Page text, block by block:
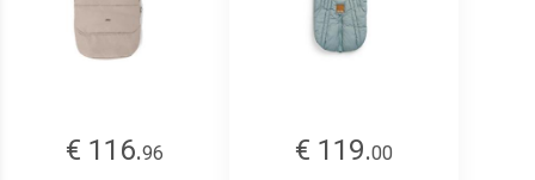
€ 116.96
€ 119.00